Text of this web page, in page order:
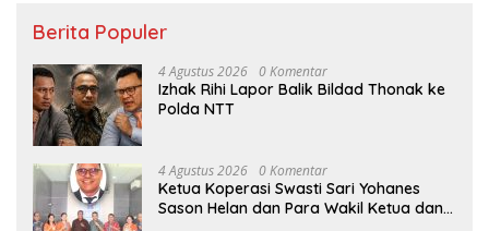
Berita Populer
4 Agustus 2026 0 Komentar
Izhak Rihi Lapor Balik Bildad Thonak ke
Polda NTT
4 Agustus 2026 0 Komentar
Ketua Koperasi Swasti Sari Yohanes
Sason Helan dan Para Wakil Ketua dan